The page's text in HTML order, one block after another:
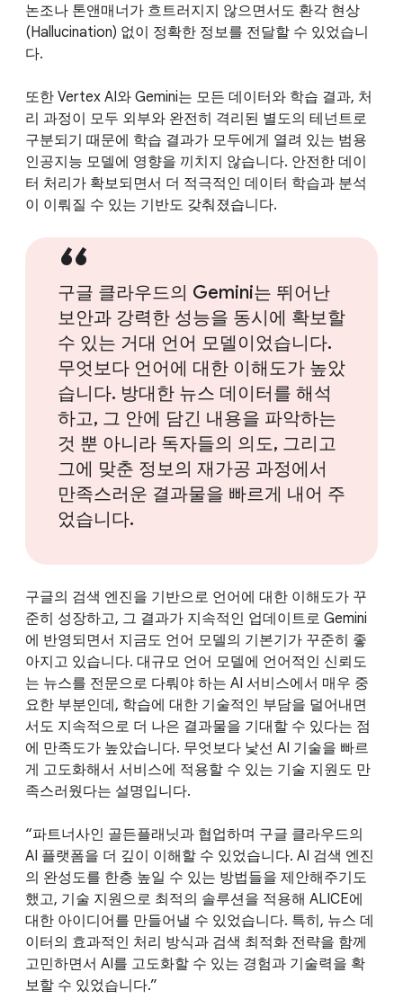
논조나 톤앤매너가 흐트러지지 않으면서도 환각 현상
(Hallucination) 없이 정확한 정보를 전달할 수 있었습니
다.
또한 Vertex AI와 Gemini는 모든 데이터와 학습 결과, 처
리 과정이 모두 외부와 완전히 격리된 별도의 테넌트로
구분되기 때문에 학습 결과가 모두에게 열려 있는 범용
인공지능 모델에 영향을 끼치지 않습니다. 안전한 데이
터 처리가 확보되면서 더 적극적인 데이터 학습과 분석
이 이뤄질 수 있는 기반도 갖춰졌습니다.
구글 클라우드의 Gemini는 뛰어난
보안과 강력한 성능을 동시에 확보할
수 있는 거대 언어 모델이었습니다.
무엇보다 언어에 대한 이해도가 높았
습니다. 방대한 뉴스 데이터를 해석
하고, 그 안에 담긴 내용을 파악하는
것 뿐 아니라 독자들의 의도, 그리고
그에 맞춘 정보의 재가공 과정에서
만족스러운 결과물을 빠르게 내어 주
었습니다.
구글의 검색 엔진을 기반으로 언어에 대한 이해도가 꾸
준히 성장하고, 그 결과가 지속적인 업데이트로 Gemini
에 반영되면서 지금도 언어 모델의 기본기가 꾸준히 좋
아지고 있습니다. 대규모 언어 모델에 언어적인 신뢰도
는 뉴스를 전문으로 다뤄야 하는 AI 서비스에서 매우 중
요한 부분인데, 학습에 대한 기술적인 부담을 덜어내면
서도 지속적으로 더 나은 결과물을 기대할 수 있다는 점
에 만족도가 높았습니다. 무엇보다 낯선 AI 기술을 빠르
게 고도화해서 서비스에 적용할 수 있는 기술 지원도 만
족스러웠다는 설명입니다.
“파트너사인 골든플래닛과 협업하며 구글 클라우드의
AI 플랫폼을 더 깊이 이해할 수 있었습니다. AI 검색 엔진
의 완성도를 한층 높일 수 있는 방법들을 제안해주기도
했고, 기술 지원으로 최적의 솔루션을 적용해 ALICE에
대한 아이디어를 만들어낼 수 있었습니다. 특히, 뉴스 데
이터의 효과적인 처리 방식과 검색 최적화 전략을 함께
고민하면서 AI를 고도화할 수 있는 경험과 기술력을 확
보할 수 있었습니다.”